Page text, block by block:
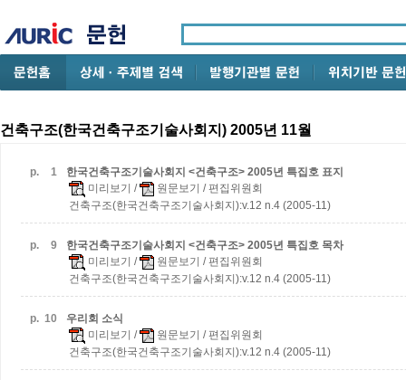
건축구조(한국건축구조기술사회지) 2005년 11월
p. 1
한국건축구조기술사회지 <건축구조> 2005년 특집호 표지
미리보기 / 원문보기 / 편집위원회
건축구조(한국건축구조기술사회지):v.12 n.4 (2005-11)
p. 9
한국건축구조기술사회지 <건축구조> 2005년 특집호 목차
미리보기 / 원문보기 / 편집위원회
건축구조(한국건축구조기술사회지):v.12 n.4 (2005-11)
p. 10
우리회 소식
미리보기 / 원문보기 / 편집위원회
건축구조(한국건축구조기술사회지):v.12 n.4 (2005-11)